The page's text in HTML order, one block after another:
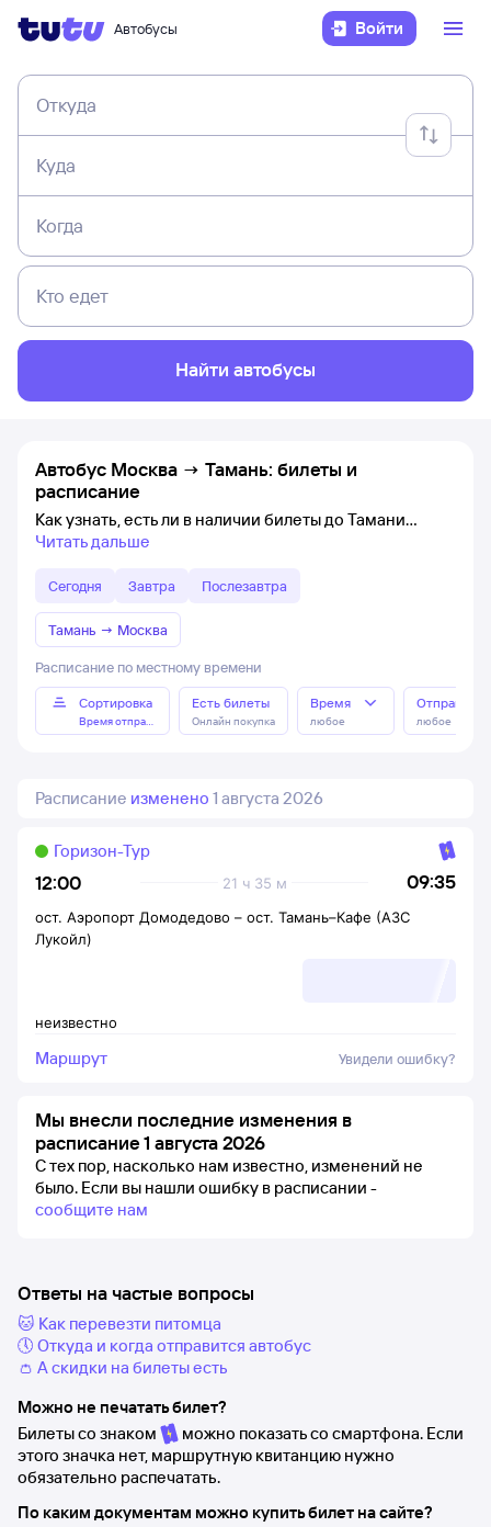
Автобусы Войти
Откуда
Куда
Когда
Кто едет
Найти автобусы
Автобус Москва → Тамань: билеты и
расписание
Как узнать, есть ли в наличии билеты до Тамани
Читать дальше
Сегодня Завтра Послезавтра
Тамань → Москва
Расписание по местному времени
Сортировка
Время отправления
Есть билеты
Онлайн покупка
Время
любое любое
Расписание изменено 1 августа 2026
12:00 09:35
21 ч 35 м
Горизон-Тур
неизвестно
ост. Аэропорт Домодедово – ост. Тамань–Кафе (АЗС
Лукойл)
Маршрут Увидели ошибку?
Мы внесли последние изменения в
расписание 1 августа 2026
С тех пор, насколько нам известно, изменений не
было. Если вы нашли ошибку в расписании -
сообщите нам
Ответы на частые вопросы
🐱 Как перевезти питомца
🕔 Откуда и когда отправится автобус
👛 А скидки на билеты есть
Можно не печатать билет?
Билеты со знаком
можно показать со смартфона. Если
этого значка нет, маршрутную квитанцию нужно
обязательно распечатать.
По каким документам можно купить билет на сайте?